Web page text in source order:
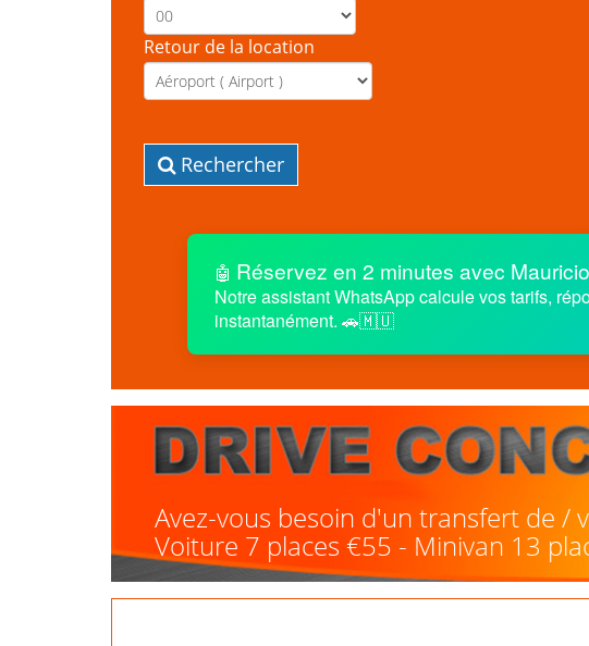
Retour de la location
Rechercher
🤖 Réservez en 2 minutes avec
Notre assistant WhatsApp calcule vos tarifs,
instantanément. 🚗🇲🇺
Avez-vous besoin d'un transfert de /
Voiture 7 places €55 - Minivan 13